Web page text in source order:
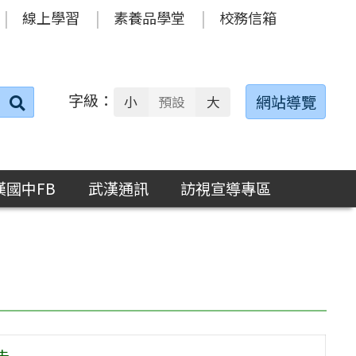
線上學習 素養品學堂 校務信箱
搜
字級： 小 預設 大 網站導覽
國中FB 武漢通訊 訪視宣導專區